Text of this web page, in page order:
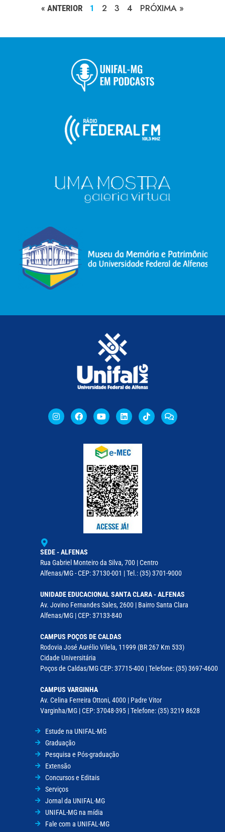
« ANTERIOR 1 2 3 4 PRÓXIMA »
SEDE - ALFENAS
Rua Gabriel Monteiro da Silva, 700 | Centro
Alfenas/MG - CEP: 37130-001 | Tel.: (35) 3701-9000
UNIDADE EDUCACIONAL SANTA CLARA - ALFENAS
Av. Jovino Fernandes Sales, 2600 | Bairro Santa Clara
Alfenas/MG | CEP: 37133-840
CAMPUS POÇOS DE CALDAS
Rodovia José Aurélio Vilela, 11999 (BR 267 Km 533)
Cidade Universitária
Poços de Caldas/MG CEP: 37715-400 | Telefone: (35) 3697-4600
CAMPUS VARGINHA
Av. Celina Ferreira Ottoni, 4000 | Padre Vitor
Varginha/MG | CEP: 37048-395 | Telefone: (35) 3219 8628
Estude na UNIFAL-MG
Graduação
Pesquisa e Pós-graduação
Extensão
Concursos e Editais
Serviços
Jornal da UNIFAL-MG
UNIFAL-MG na mídia
Fale com a UNIFAL-MG